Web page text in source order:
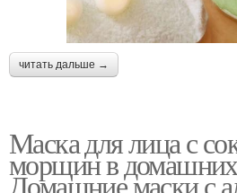
читать дальше →
Маска для лица с
морщин в домашних